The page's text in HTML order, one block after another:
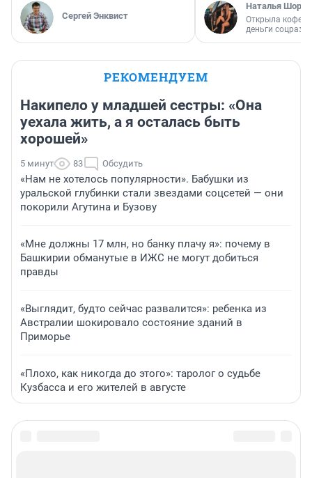
Сергей Энквист
Наталья
Открыла
деньги
РЕКОМЕНДУЕМ
Накипело у младшей сестры: «Она
уехала жить, а я осталась быть
хорошей»
5 минут 83 Обсудить
«Нам не хотелось популярности». Бабушки из
уральской глубинки стали звездами соцсетей — они
покорили Агутина и Бузову
«Мне должны 17 млн, но банку плачу я»: почему в
Башкирии обманутые в ИЖС не могут добиться
правды
«Выглядит, будто сейчас развалится»: ребенка из
Австралии шокировало состояние зданий в
Приморье
«Плохо, как никогда до этого»: таролог о судьбе
Кузбасса и его жителей в августе